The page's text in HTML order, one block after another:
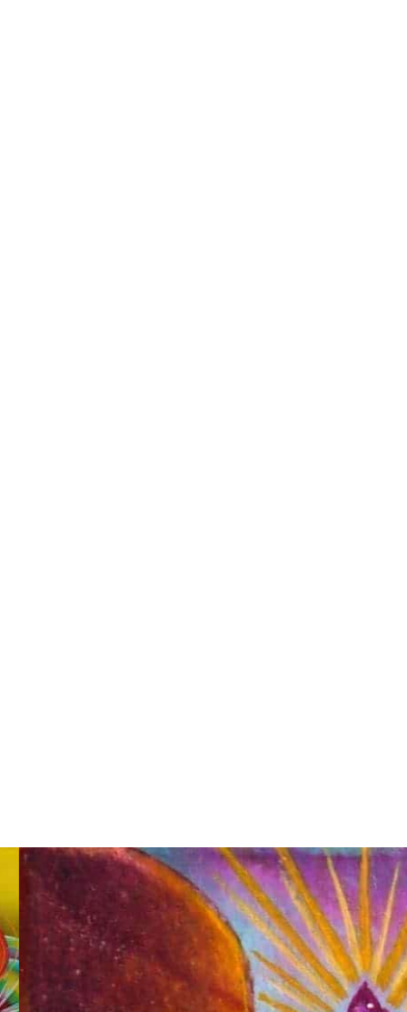
サイズ
ニチュア
制作年
七
の
印
（